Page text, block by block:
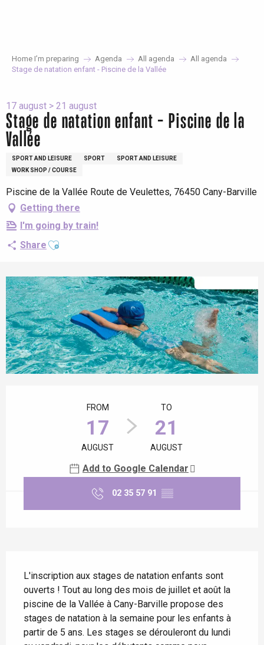
Home I’m preparing Agenda All agenda
All agenda
Stage de natation enfant - Piscine de la Vallée
17 august > 21 august
Stage de natation enfant - Piscine de la
Vallée
SPORT AND LEISURE SPORT
SPORT AND LEISURE
WORK SHOP / COURSE
Piscine de la Vallée Route de Veulettes, 76450 Cany-Barville
Getting there
I'm going by train!
Share Ajouter aux favoris
FROM
17
AUGUST
TO
21
AUGUST
Add to Google Calendar
02 35 57 91 ▒▒
L'inscription aux stages de natation enfants sont
ouverts ! Tout au long des mois de juillet et août la
piscine de la Vallée à Cany-Barville propose des
stages de natation à la semaine pour les enfants à
partir de 5 ans. Les stages se dérouleront du lundi